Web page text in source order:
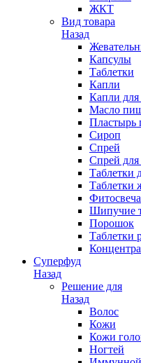
ЖКТ
Вид товара
Назад
Капсулы
Таблетки
Капли
Капли для
Масло
Пластырь
Сироп
Спрей
Спрей для
Таблетки
Таблетки
Фитосвеча
Шипучие
Порошок
Таблетки
Суперфуд
Назад
Решение для
Назад
Волос
Кожи
Кожи
Ногтей